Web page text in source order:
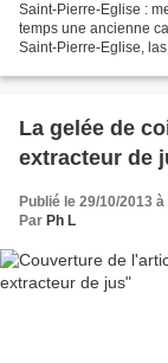
Saint-Pierre-Eglise :
temps une ancienne
Saint-Pierre-Eglise,
La gelée de
extracteur de
Publié le 29/10/2013
Par Ph L